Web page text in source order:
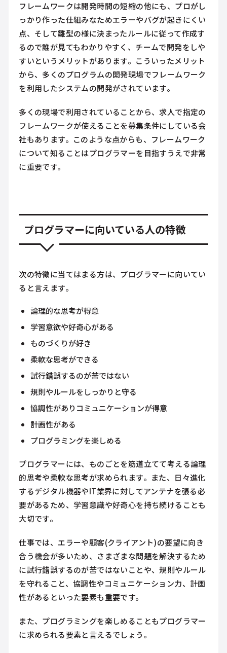
フレームワークは開発時間の短縮の他にも、プロがし
っかり作った仕組みなためエラーやバグが起きにくい
点、そして雛型の様に決まったルールに従って作成す
るので誰が見てもわかりやすく、チームで開発をしや
すいというメリットがあります。こういったメリット
から、多くのプログラムの開発現場でフレームワーク
を利用したシステムの開発がされています。
多くの現場で利用されていることから、求人で指定の
フレームワークが使えることを募集条件にしている会
社もあります。このような点からも、フレームワーク
について知ることはプログラマーを目指すうえで非常
に重要です。
プログラマーに向いている人の特徴
次の特徴に当てはまる方は、プログラマーに向いてい
ると言えます。
論理的な思考が得意
学習意欲や好奇心がある
ものづくりが好き
柔軟な思考ができる
試行錯誤するのが苦ではない
規則やルールをしっかりと守る
協調性がありコミュニケーションが得意
計画性がある
プログラミングを楽しめる
プログラマーには、ものごとを筋道立てて考える論理
的思考や柔軟な思考が求められます。また、日々進化
するデジタル機器やIT業界に対してアンテナを張る必
要があるため、学習意識や好奇心を持ち続けることも
大切です。
仕事では、エラーや顧客(クライアント)の要望に向き
合う機会が多いため、さまざまな問題を解決するため
に試行錯誤するのが苦ではないことや、規則やルール
を守れること、協調性やコミュニケーション力、計画
性があるといった要素も重要です。
また、プログラミングを楽しめることもプログラマー
に求められる要素と言えるでしょう。